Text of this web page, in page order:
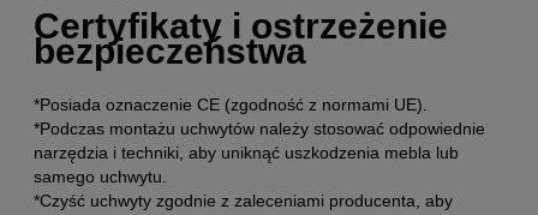
Certyfikaty i ostrzeżenie
bezpieczeństwa
*Posiada oznaczenie CE (zgodność z normami UE).
*Podczas montażu uchwytów należy stosować odpowiednie
narzędzia i techniki, aby uniknąć uszkodzenia mebla lub
samego uchwytu.
*Czyść uchwyty zgodnie z zaleceniami producenta, aby